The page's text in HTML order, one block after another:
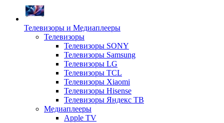
Телевизоры и Медиаплееры
Телевизоры
Телевизоры SONY
Телевизоры Samsung
Телевизоры LG
Телевизоры TCL
Телевизоры Xiaomi
Телевизоры Hisense
Телевизоры Яндекс ТВ
Медиаплееры
Apple TV